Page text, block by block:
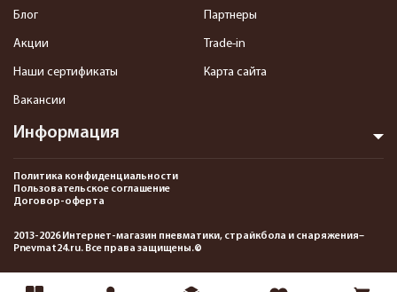
Информация
Блог
Акции
Наши сертификаты
Вакансии
Партнеры
Trade-in
Карта сайта
Политика конфиденциальности
Пользовательское соглашение
Договор-оферта
2013-2026 Интернет-магазин пневматики, страйкбола и снаряжения–
Pnevmat24.ru. Все права защищены.©